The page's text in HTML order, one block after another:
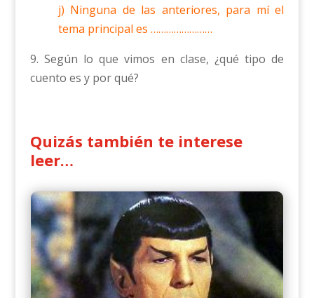
j) Ninguna de las anteriores, para mí el
tema principal es ……………………
9. Según lo que vimos en clase, ¿qué tipo de
cuento es y por qué?
Quizás también te interese
leer…